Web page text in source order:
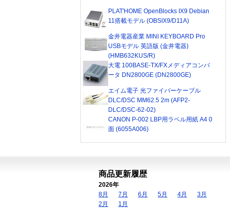
PLAT'HOME OpenBlocks IX9 Debian
11搭載モデル (OBSIX9/D11A)
金井電器産業 MINI KEYBOARD Pro
USBモデル 英語版 (金井電器)
(HMB632KUS/R)
大電 100BASE-TX/FXメディアコンバ
ータ DN2800GE (DN2800GE)
エイム電子 光ファイバーケーブル
DLC/DSC MM62.5 2m (AFP2-
DLC/DSC-62-02)
CANON P-002 LBP用ラベル用紙 A4 0
面 (6055A006)
商品更新履歴
2026年
8月
7月 6月 5月 4月
3月
2月
1月